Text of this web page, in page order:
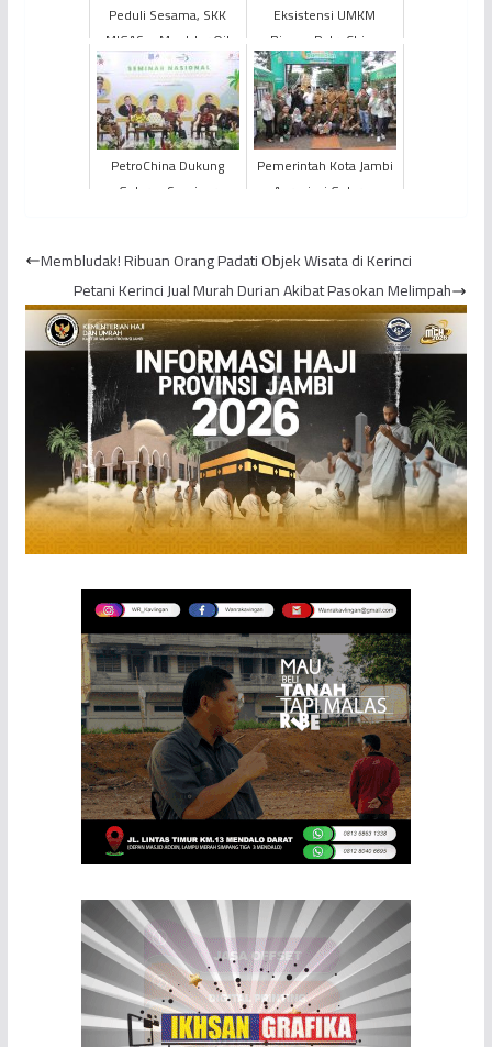
Peduli Sesama, SKK
MIGAS – Montdor Oil
Tungkal Limited
Menyerahkan Bantuan
Tahap Ke -...
Eksistensi UMKM
Binaan PetroChina
Diharap Bantu Redam
Laju Inflasi
PetroChina Dukung
Gelaran Seminar
Kelapa Dala...
Pemerintah Kota Jambi
Apresiasi Gelaran
Tahu...
Membludak! Ribuan Orang Padati Objek Wisata di Kerinci
Petani Kerinci Jual Murah Durian Akibat Pasokan Melimpah